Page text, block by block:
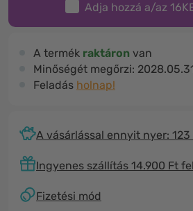
Adja hozzá a/az
A termék raktáron van
Minőségét megőrzi:
Feladás holnap!
A vásárlással ennyit nyer: 123
Ingyenes szállítás 14.900 Ft
Fizetési mód